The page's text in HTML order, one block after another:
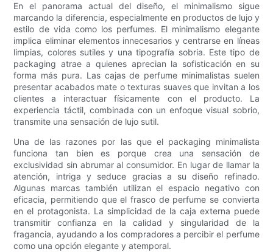
En el panorama actual del diseño, el minimalismo sigue
marcando la diferencia, especialmente en productos de lujo y
estilo de vida como los perfumes. El minimalismo elegante
implica eliminar elementos innecesarios y centrarse en líneas
limpias, colores sutiles y una tipografía sobria. Este tipo de
packaging atrae a quienes aprecian la sofisticación en su
forma más pura. Las cajas de perfume minimalistas suelen
presentar acabados mate o texturas suaves que invitan a los
clientes a interactuar físicamente con el producto. La
experiencia táctil, combinada con un enfoque visual sobrio,
transmite una sensación de lujo sutil.
Una de las razones por las que el packaging minimalista
funciona tan bien es porque crea una sensación de
exclusividad sin abrumar al consumidor. En lugar de llamar la
atención, intriga y seduce gracias a su diseño refinado.
Algunas marcas también utilizan el espacio negativo con
eficacia, permitiendo que el frasco de perfume se convierta
en el protagonista. La simplicidad de la caja externa puede
transmitir confianza en la calidad y singularidad de la
fragancia, ayudando a los compradores a percibir el perfume
como una opción elegante y atemporal.